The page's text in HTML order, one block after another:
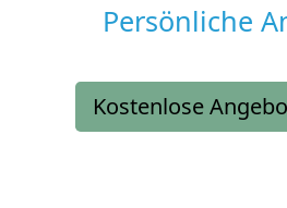
Persönliche
Kostenlose